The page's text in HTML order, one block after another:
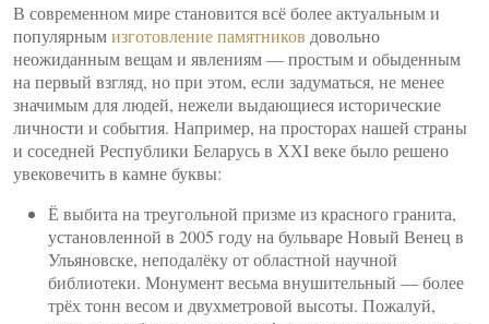
В современном мире становится всё более актуальным и
популярнымизготовление памятников довольно
неожиданным вещам и явлениям — простым и обыденным
на первый взгляд, но при этом, если задуматься, не менее
значимым для людей, нежели выдающиеся исторические
личности и события. Например, на просторах нашей страны
и соседней Республики Беларусь в ХХI веке было решено
увековечить в камне буквы:
Ё выбита на треугольной призме из красного гранита,
установленной в 2005 году на бульваре Новый Венец в
Ульяновске, неподалёку от областной научной
библиотеки. Монумент весьма внушительный — более
трёх тонн весом и двухметровой высоты. Пожалуй,